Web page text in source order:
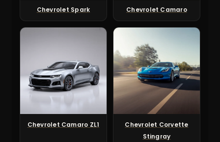
Chevrolet Spark Chevrolet Camaro
Chevrolet Camaro ZL1
Chevrolet Corvette
Stingray